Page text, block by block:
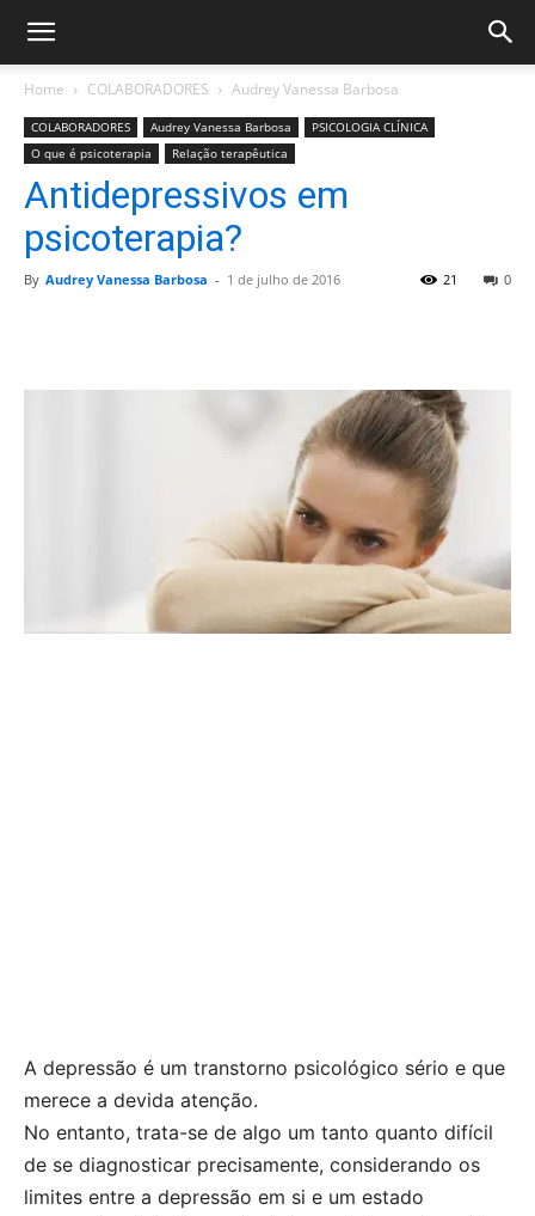
Home COLABORADORES Audrey Vanessa Barbosa
COLABORADORES Audrey Vanessa Barbosa
PSICOLOGIA CLÍNICA
O que é psicoterapia
Relação terapêutica
Antidepressivos em
psicoterapia?
By Audrey Vanessa Barbosa - 1 de julho de 2016 0
21
A depressão é um transtorno psicológico sério e que
merece a devida atenção.
No entanto, trata-se de algo um tanto quanto difícil
de se diagnosticar precisamente, considerando os
limites entre a depressão em si e um estado